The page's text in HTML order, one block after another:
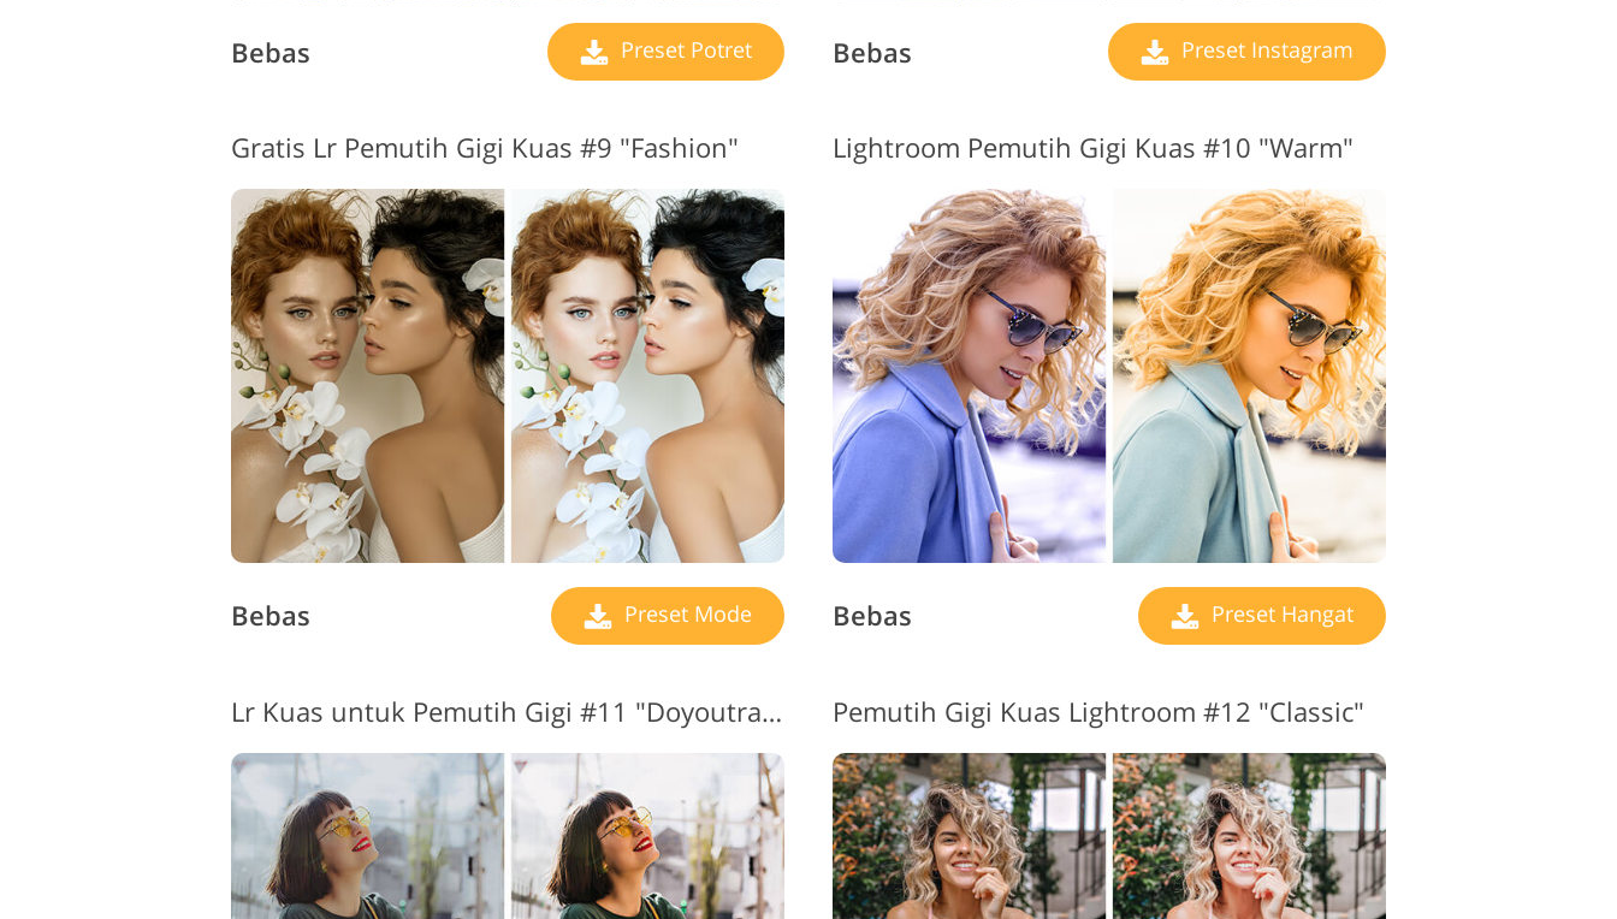
Bebas Preset Potret Bebas Preset Instagram
Gratis Lr Pemutih Gigi Kuas #9 "Fashion"
Bebas Preset Mode
Lightroom Pemutih Gigi Kuas #10 "Warm"
Bebas Preset Hangat
Lr Kuas untuk Pemutih Gigi #11 "Doyoutravel " Pemutih Gigi Kuas Lightroom #12 "Classic"